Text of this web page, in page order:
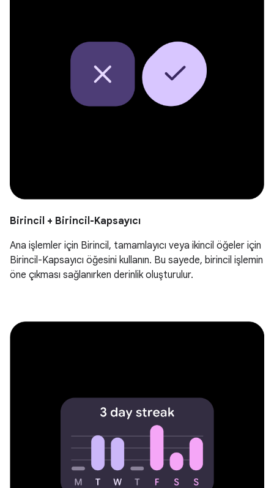
Birincil + Birincil-Kapsayıcı
Ana işlemler için Birincil, tamamlayıcı veya ikincil öğeler için
Birincil-Kapsayıcı öğesini kullanın. Bu sayede, birincil işlemin
öne çıkması sağlanırken derinlik oluşturulur.